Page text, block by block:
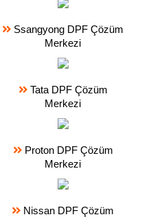
Ssangyong DPF Çözüm
Merkezi
Tata DPF Çözüm
Merkezi
Proton DPF Çözüm
Merkezi
Nissan DPF Çözüm